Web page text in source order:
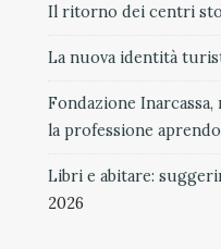
Il ritorno dei centri
La nuova identità
Fondazione
la professione
Libri e abitare:
2026